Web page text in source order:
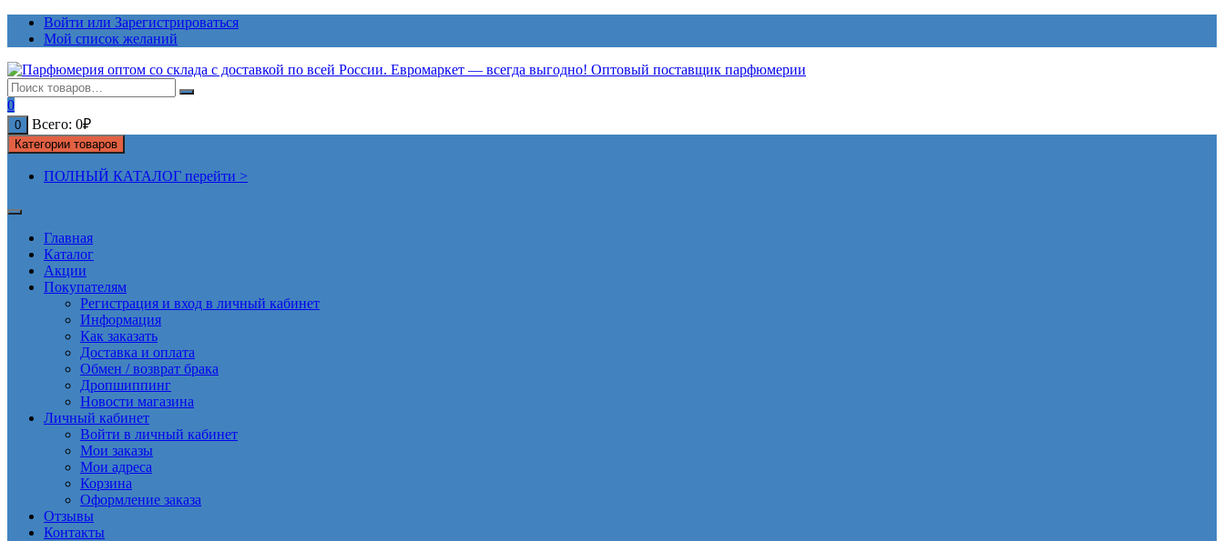
ПерейтиВойти или Зарегистрироваться
Мой список желаний
0
0 Всего: 0₽
Категории товаров
ПОЛНЫЙ КАТАЛОГ перейти >
Главная
Каталог
Акции
Покупателям
Регистрация и вход в личный кабинет
Информация
Как заказать
Доставка и оплата
Обмен / возврат брака
Дропшиппинг
Новости магазина
Личный кабинет
Войти в личный кабинет
Мои заказы
Мои адреса
Корзина
Оформление заказа
Отзывы
Контакты